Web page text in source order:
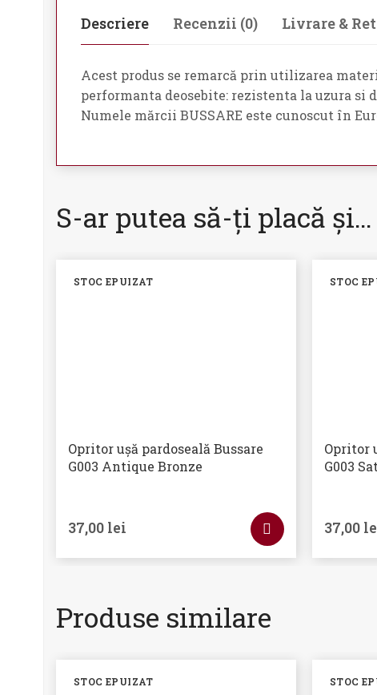
Descriere Recenzii (0) Livrare &
Acest produs se remarcă prin utilizarea
performanta deosebite: rezistenta la uzura
Numele mărcii BUSSARE este cunoscut în
S-ar putea să-ți placă și…
STOC EPUIZAT
Opritor ușă pardoseală Bussare
G003 Antique Bronze
37,00 lei
STOC
Opritor
G003
37,00
Produse similare
STOC EPUIZAT STOC